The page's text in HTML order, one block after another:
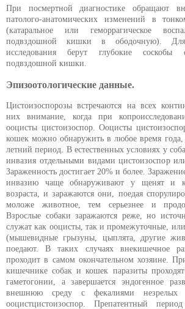
При посмертной диагностике обращают
патолого-анатомических изменений в
(катаральное или геморрагическое
подвздошной кишки в ободочную). Для
исследования берут глубокие соскобы
подвздошной кишки.
Эпизоотологические данные.
Цистоизоспорозы встречаются на всех
них внимание, когда при
ооцисты цистоизоспор. Ооцисты
кошек можно обнаружить в любое время
летний период. В естественных условиях у
инвазия отдельными видами цистоизоспор
Зараженность достигает 20% и более.
инвазию чаще обнаруживают у щенят и
возраста, и заражаются они, поедая
моложе животное, тем серьезнее и
Взрослые собаки заражаются реже, но
служат как ооцисты, так и промежуточные, или
(мышевидные грызуны, цыплята, другие
поедают. В таких случаях внекишечное
проходит в самом окончательном хозяине.
кишечнике собак и кошек паразиты
гаметогонии, а завершается эндогенное
внешнюю среду с фекалиями незрелых
ооцистцистоизоспор. Препатентный